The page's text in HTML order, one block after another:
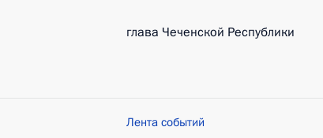
глава Чеченской Республики
Лента событий